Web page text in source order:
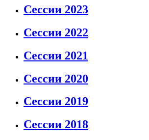
Сессии 2023
Сессии 2022
Сессии 2021
Сессии 2020
Сессии 2019
Сессии 2018